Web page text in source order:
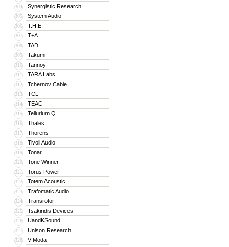
304 Synergistic Research
305 System Audio
306 T.H.E.
307 T+A
308 TAD
309 Takumi
310 Tannoy
311 TARA Labs
312 Tchernov Cable
313 TCL
314 TEAC
315 Tellurium Q
316 Thales
317 Thorens
318 Tivoli Audio
319 Tonar
320 Tone Winner
321 Torus Power
322 Totem Acoustic
323 Trafomatic Audio
324 Transrotor
325 Tsakiridis Devices
326 UandKSound
327 Unison Research
328 V-Moda